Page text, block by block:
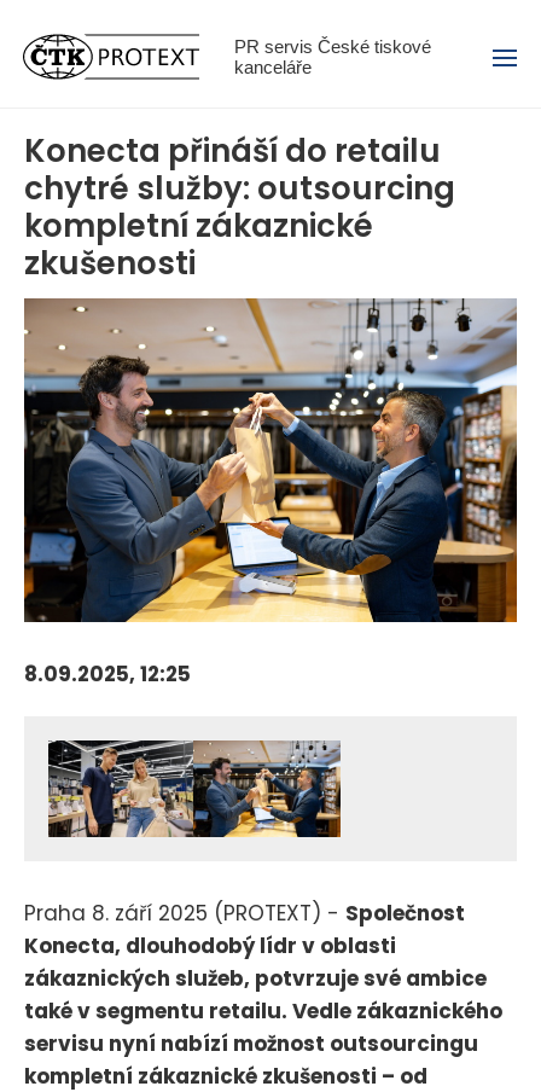
PR servis České tiskové
kanceláře
Menu
Konecta přináší do retailu
chytré služby: outsourcing
kompletní zákaznické
zkušenosti
8.09.2025, 12:25
Praha 8. září 2025 (PROTEXT) - Společnost
Konecta, dlouhodobý lídr v oblasti
zákaznických služeb, potvrzuje své ambice
také v segmentu retailu. Vedle zákaznického
servisu nyní nabízí možnost outsourcingu
kompletní zákaznické zkušenosti – od